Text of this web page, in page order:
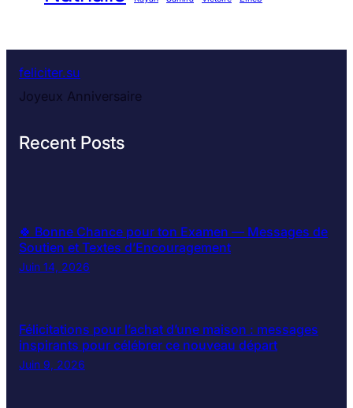
feliciter.su
Joyeux Anniversaire
Recent Posts
🍀 Bonne Chance pour ton Examen — Messages de
Soutien et Textes d’Encouragement
Juin 14, 2026
Félicitations pour l’achat d’une maison : messages
inspirants pour célébrer ce nouveau départ
Juin 9, 2026